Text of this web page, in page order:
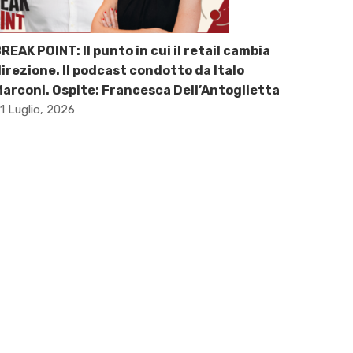
POINT: Il punto in cui il retail cambia
Il podcast condotto da Italo
Ospite: Francesca Dell’Antoglietta
Luglio, 2026